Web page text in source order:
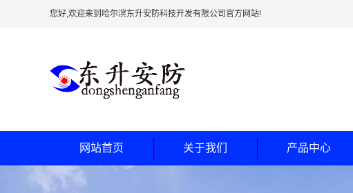
您好,欢迎来到哈尔滨东升安防科技开发有限公司官方网站!
网站首页 关于我们 产品中心